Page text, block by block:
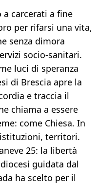
carcerati a fine
per rifarsi una vita,
senza dimora
socio-sanitari.
luci di speranza
di Brescia apre la
e traccia il
chiama a essere
come Chiesa. In
istituzioni, territori.
25: la libertà
guidata dal
ha scelto per il